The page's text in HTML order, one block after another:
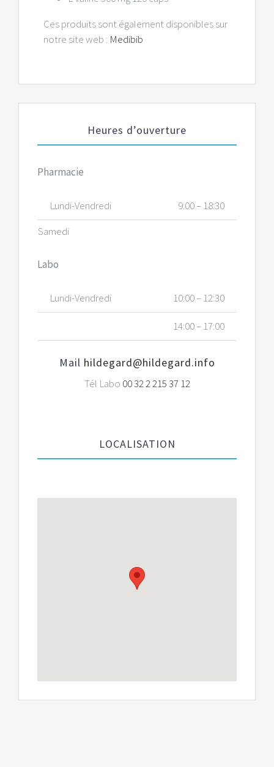
Ces produits sont également disponibles sur
notre site web : Medibib
Heures d’ouverture
Pharmacie
Lundi-Vendredi
9:00 – 18:30
Samedi
Labo
Lundi-Vendredi 10:00 – 12:30
14:00 – 17:00
Mail hildegard@hildegard.info
Tél Labo 00 32 2 215 37 12
LOCALISATION